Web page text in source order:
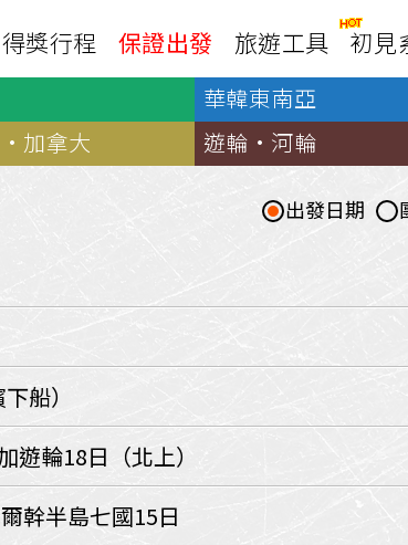
９國
１８國
加斯加
模里西斯
亞
摩洛哥
埃及
西亞
亞
５國
斯里蘭卡
加東賞
加西大
美西
巴西嘉
天空
得獎行程 保證出發 旅遊工具
出國資訊
護照申辦
國外旅遊警示
銀行優惠
第一銀行
聯邦銀行
國泰世華
中國信託
初見
華韓東南亞
加拿大 遊輪·河輪
出發日期
船）
遊輪18日（北上）
幹半島七國15日